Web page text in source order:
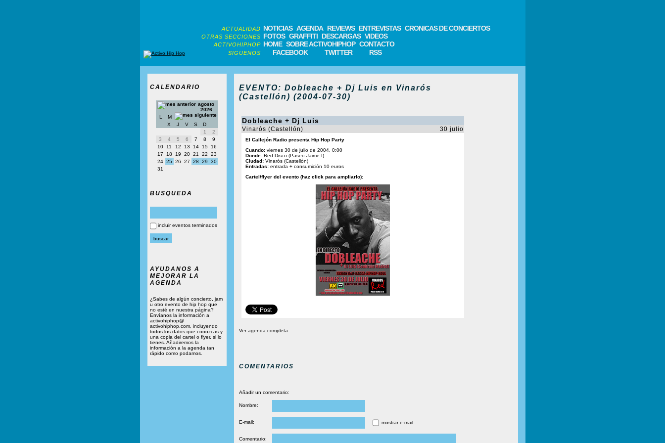
ACTUALIDAD NOTICIAS AGENDA REVIEWS ENTREVISTAS CRONICAS DE CONCIERTOS
OTRAS SECCIONES FOTOS GRAFFITI DESCARGAS VIDEOS
ACTIVOHIPHOP HOME SOBRE ACTIVOHIPHOP CONTACTO
SIGUENOS FACEBOOK TWITTER RSS
CALENDARIO
agosto
2026
L
M
X
J V S
D
1
2
3
4 5 6 7 8
9
10
11 12 13 14 15
16
17
18 19 20 21 22
23
24 25 26 27 28 29
30
31
BUSQUEDA
incluir eventos terminados
AYUDANOS A
MEJORAR LA
AGENDA
¿Sabes de algún concierto, jam
u otro evento de hip hop que
no esté en nuestra página?
Envíanos la información a
activohiphop@
activohiphop.com, incluyendo
todos los datos que conozcas y
una copia del cartel o flyer, si lo
tienes. Añadiremos la
información a la agenda tan
rápido como podamos.
EVENTO: Dobleache + Dj Luis en Vinarós
(Castellón) (2004-07-30)
Dobleache + Dj Luis
Vinarós (Castellón) 30 julio
El Callejón Radio presenta Hip Hop Party
Cuando:viernes 30 de julio de 2004, 0:00
Donde:Red Disco (Paseo Jaime I)
Ciudad:Vinarós (Castellón)
Entradas: entrada + consumición 10 euros
Cartel/flyer del evento (haz click para ampliarlo):
Ver agenda completa
COMENTARIOS
Añadir un comentario:
Nombre:
E-mail: mostrar e-mail
Comentario: